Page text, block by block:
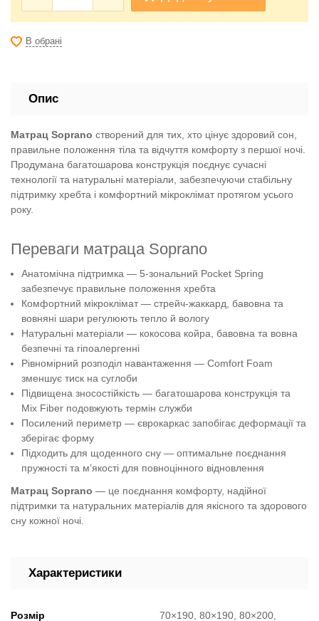
В обрані
Опис
Матрац Soprano створений для тих, хто цінує здоровий сон,
правильне положення тіла та відчуття комфорту з першої ночі.
Продумана багатошарова конструкція поєднує сучасні
технології та натуральні матеріали, забезпечуючи стабільну
підтримку хребта і комфортний мікроклімат протягом усього
року.
Переваги матраца Soprano
Анатомічна підтримка — 5-зональний Pocket Spring
забезпечує правильне положення хребта
Комфортний мікроклімат — стрейч-жаккард, бавовна та
вовняні шари регулюють тепло й вологу
Натуральні матеріали — кокосова койра, бавовна та вовна
безпечні та гіпоалергенні
Рівномірний розподіл навантаження — Comfort Foam
зменшує тиск на суглоби
Підвищена зносостійкість — багатошарова конструкція та
Mix Fiber подовжують термін служби
Посилений периметр — єврокаркас запобігає деформації та
зберігає форму
Підходить для щоденного сну — оптимальне поєднання
пружності та м’якості для повноцінного відновлення
Матрац Soprano — це поєднання комфорту, надійної
підтримки та натуральних матеріалів для якісного та здорового
сну кожної ночі.
Характеристики
Розмір
70×190, 80×190, 80×200,